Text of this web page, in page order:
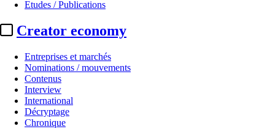
Etudes / Publications
Creator economy
Entreprises et marchés
Nominations / mouvements
Contenus
Interview
International
Décryptage
Chronique